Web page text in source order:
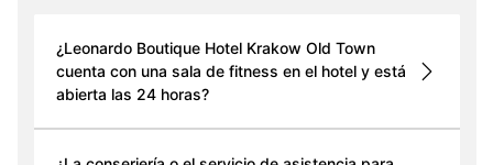
¿Leonardo Boutique Hotel Krakow Old Town
cuenta con una sala de fitness en el hotel y está
abierta las 24 horas?